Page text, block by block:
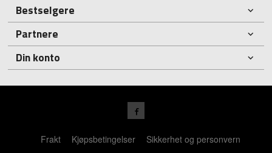
Bestselgere
Partnere
Din konto
Frakt Kjøpsbetingelser Sikkerhet og personvern